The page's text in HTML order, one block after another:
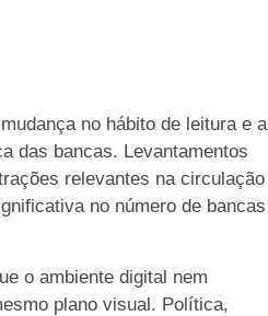
no hábito de leitura e a
das bancas. Levantamentos
relevantes na circulação
no número de bancas
o ambiente digital nem
plano visual. Política,